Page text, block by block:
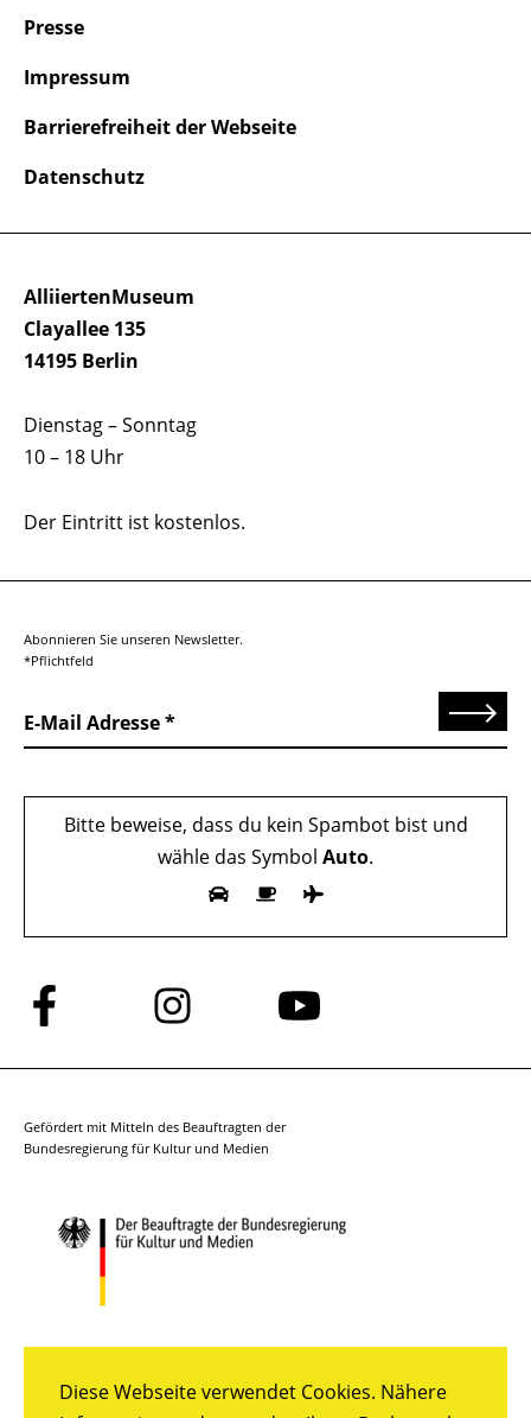
Diese Webseite verwendet Cookies. Nähere
AlliiertenMuseum
Clayallee 135
14195 Berlin
Dienstag – Sonntag
10 – 18 Uhr
Der Eintritt ist kostenlos.
Presse
Impressum
Barrierefreiheit der Webseite
Datenschutz
Abonnieren Sie unseren Newsletter.
*Pflichtfeld
E-Mail Adresse Senden
Bitte beweise, dass du kein Spambot bist und
wähle das Symbol Auto.
Folge
uns
auf
Folge
uns
auf
Folge
auf
Gefördert mit Mitteln des Beauftragten der
Bundesregierung für Kultur und Medien